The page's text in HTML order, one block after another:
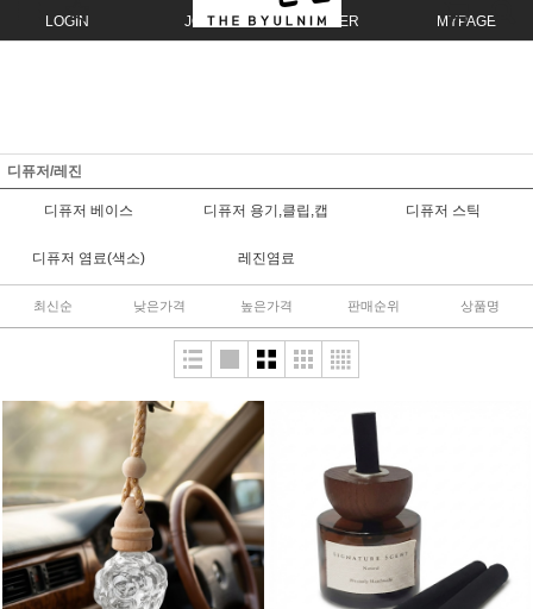
LOGIN JOIN ORDER MYPAGE
디퓨저/레진
디퓨저 베이스 디퓨저 용기,클립,캡 디퓨저 스틱
디퓨저 염료(색소) 레진염료
최신순 낮은가격 높은가격 판매순위 상품명